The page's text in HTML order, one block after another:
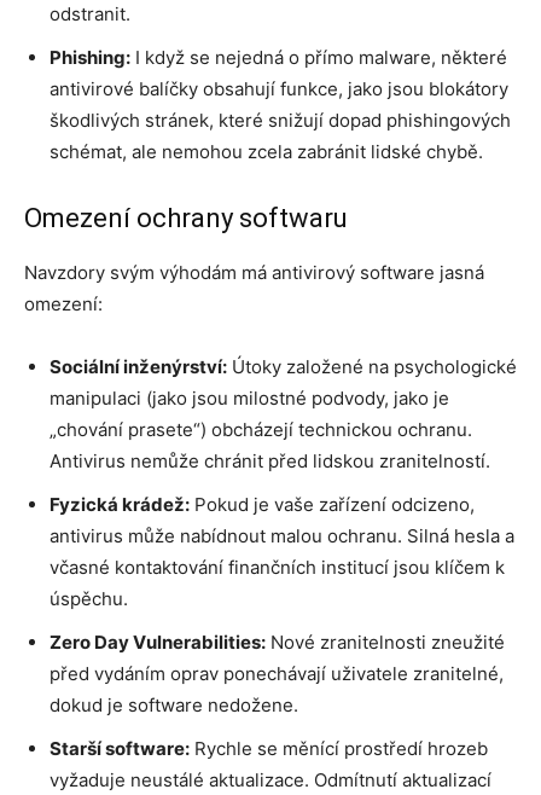
odstranit.
Phishing: I když se nejedná o přímo malware, některé
antivirové balíčky obsahují funkce, jako jsou blokátory
škodlivých stránek, které snižují dopad phishingových
schémat, ale nemohou zcela zabránit lidské chybě.
Omezení ochrany softwaru
Navzdory svým výhodám má antivirový software jasná
omezení:
Sociální inženýrství: Útoky založené na psychologické
manipulaci (jako jsou milostné podvody, jako je
„chování prasete“) obcházejí technickou ochranu.
Antivirus nemůže chránit před lidskou zranitelností.
Fyzická krádež: Pokud je vaše zařízení odcizeno,
antivirus může nabídnout malou ochranu. Silná hesla a
včasné kontaktování finančních institucí jsou klíčem k
úspěchu.
Zero Day Vulnerabilities: Nové zranitelnosti zneužité
před vydáním oprav ponechávají uživatele zranitelné,
dokud je software nedožene.
Starší software: Rychle se měnící prostředí hrozeb
vyžaduje neustálé aktualizace. Odmítnutí aktualizací